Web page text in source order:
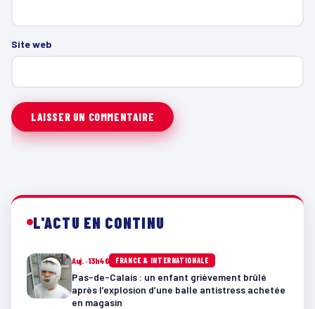
Site web
L'ACTU EN CONTINU
Auj. · 13h46 FRANCE & INTERNATIONALE
Pas-de-Calais : un enfant grièvement brûlé
après l’explosion d’une balle antistress achetée
en magasin